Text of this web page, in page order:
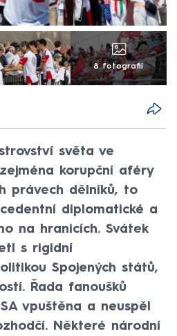
8 fotografií
světa ve
korupční aféry
právech dělníků, to
diplomatické a
na hranicích. Svátek
s rigidní
Spojených států,
Řada fanoušků
vpuštěna a neuspěl
Některé národní